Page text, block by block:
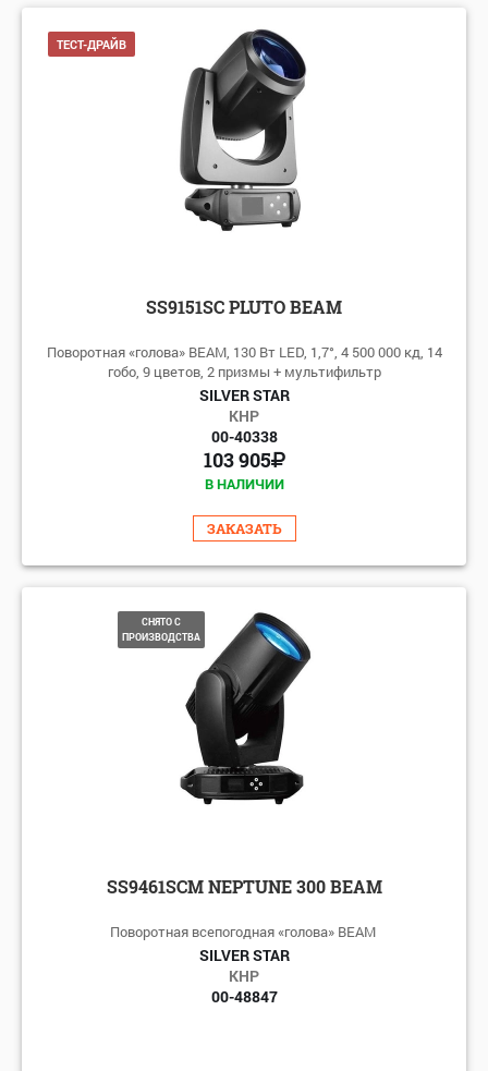
ТЕСТ-ДРАЙВ
SS9151SC PLUTO BEAM
Поворотная «голова» BEAM, 130 Вт LED, 1,7°, 4 500 000 кд, 14
гобо, 9 цветов, 2 призмы + мультифильтр
SILVER STAR
КНР
00-40338
103 905
В НАЛИЧИИ
ЗАКАЗАТЬ
СНЯТО С
ПРОИЗВОДСТВА
SS9461SCM NEPTUNE 300 BEAM
Поворотная всепогодная «голова» BEAM
SILVER STAR
КНР
00-48847